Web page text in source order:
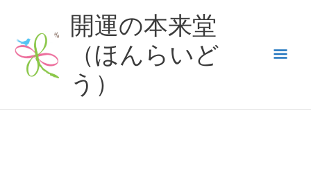
ッ
開運の本来堂
（ほんらいど
う）
メ